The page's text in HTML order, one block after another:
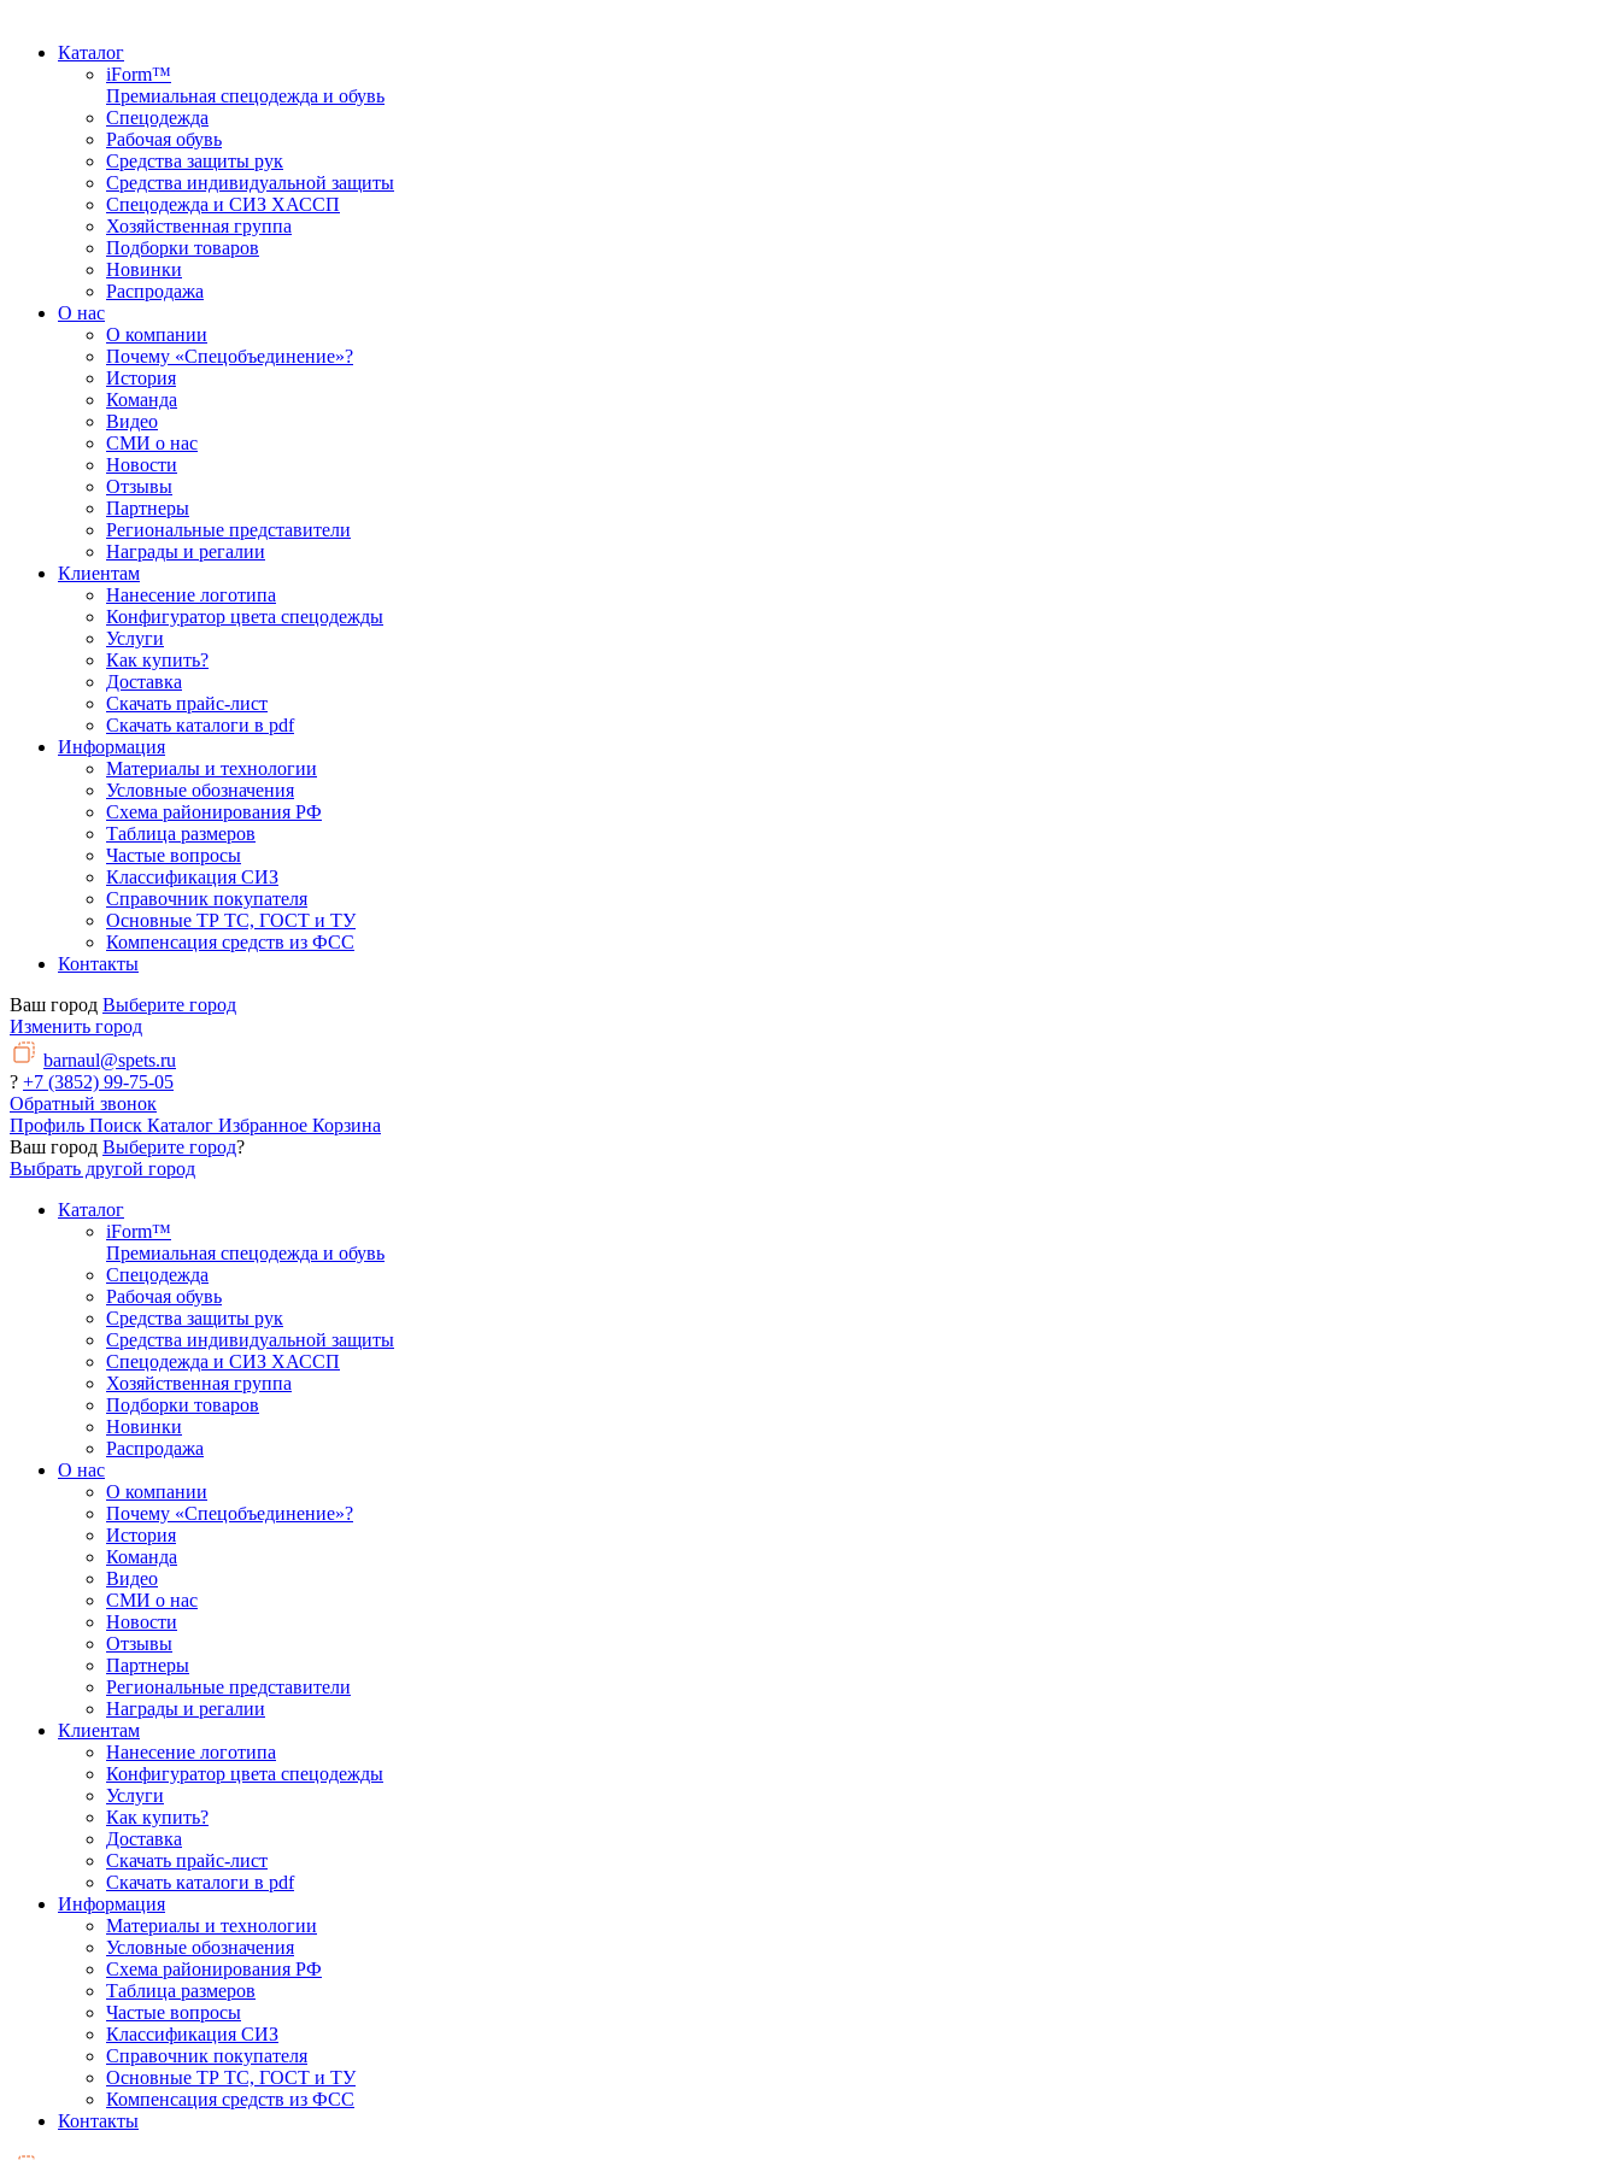
Каталог
iForm™
Премиальная спецодежда и обувь
Спецодежда
Рабочая обувь
Средства защиты рук
Средства индивидуальной защиты
Спецодежда и СИЗ ХАССП
Хозяйственная группа
Подборки товаров
Новинки
Распродажа
О нас
О компании
Почему «Спецобъединение»?
История
Команда
Видео
СМИ о нас
Новости
Отзывы
Партнеры
Региональные представители
Награды и регалии
Клиентам
Нанесение логотипа
Конфигуратор цвета спецодежды
Услуги
Как купить?
Доставка
Скачать прайс-лист
Скачать каталоги в pdf
Информация
Материалы и технологии
Условные обозначения
Схема районирования РФ
Таблица размеров
Частые вопросы
Классификация СИЗ
Справочник покупателя
Основные ТР ТС, ГОСТ и ТУ
Компенсация средств из ФСС
Контакты
Ваш город Выберите город
Изменить город
barnaul@spets.ru
? +7 (3852) 99-75-05
Обратный звонок
Профиль Поиск Каталог Избранное Корзина
Ваш город Выберите город?
Выбрать другой город
Каталог
iForm™
Премиальная спецодежда и обувь
Спецодежда
Рабочая обувь
Средства защиты рук
Средства индивидуальной защиты
Спецодежда и СИЗ ХАССП
Хозяйственная группа
Подборки товаров
Новинки
Распродажа
О нас
О компании
Почему «Спецобъединение»?
История
Команда
Видео
СМИ о нас
Новости
Отзывы
Партнеры
Региональные представители
Награды и регалии
Клиентам
Нанесение логотипа
Конфигуратор цвета спецодежды
Услуги
Как купить?
Доставка
Скачать прайс-лист
Скачать каталоги в pdf
Информация
Материалы и технологии
Условные обозначения
Схема районирования РФ
Таблица размеров
Частые вопросы
Классификация СИЗ
Справочник покупателя
Основные ТР ТС, ГОСТ и ТУ
Компенсация средств из ФСС
Контакты